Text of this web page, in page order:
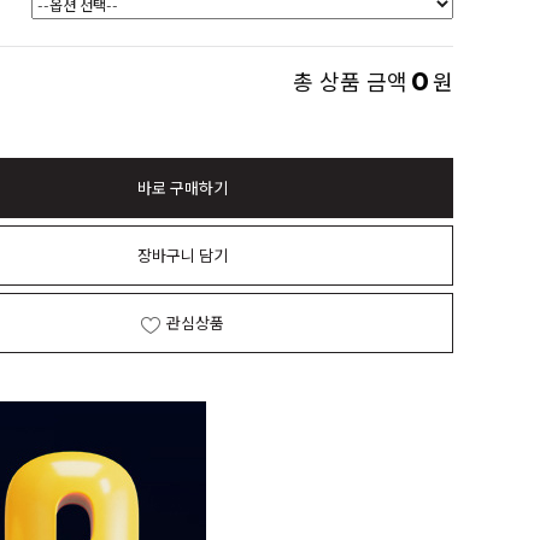
총 상품 금액 0원
바로 구매하기
장바구니 담기
관심상품